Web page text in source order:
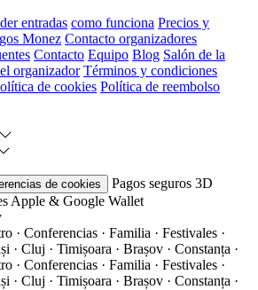
entradas como funciona Precios y
Monez Contacto organizadores
Contacto Equipo Blog Salón de la
organizador Términos y condiciones
de cookies Política de reembolso
de cookies Pagos seguros 3D
Apple & Google Wallet
· Conferencias · Familia · Festivales ·
· Cluj · Timișoara · Brașov · Constanța ·
· Conferencias · Familia · Festivales ·
· Cluj · Timișoara · Brașov · Constanța ·